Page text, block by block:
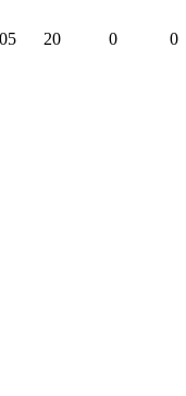
20 0 0